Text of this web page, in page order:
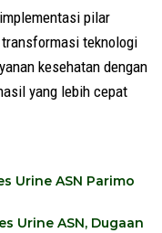
pilar
teknologi
kesehatan dengan
yang lebih cepat
Urine ASN Parimo
Urine ASN, Dugaan